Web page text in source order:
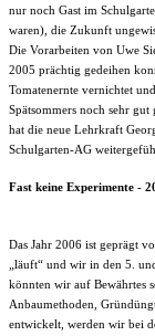
nur noch Gast im
waren), die Zukunft
Die Vorarbeiten von Uwe
2005 prächtig gedeihen
Tomatenernte vernichtet
Spätsommers noch sehr
hat die neue Lehrkraft
Schulgarten-AG
Fast keine Experimente -
Das Jahr 2006 ist geprägt
„läuft“ und wir in den 5.
könnten wir auf Bewährtes
Anbaumethoden,
entwickelt, werden wir bei